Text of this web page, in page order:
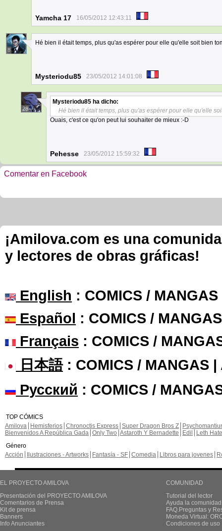
Yamcha 17 16/05/2012 12:43:11
8
Hé bien il était temps, plus qu'as espérer pour elle qu'elle soit bien
Mysteriodu85 23/05/2012 14:01:08
28
Mysteriodu85 ha dicho:
Hé bien il était temps, plus qu'as espérer pour elle qu'elle
Ouais, c'est ce qu'on peut lui souhaiter de mieux :-D
Pehesse 23/05/2012 15:59:32
Comentar en Facebook
¡Amilova.com es una
y lectores de obras gráficas!
English : COMICS /
Español : COMICS /
Français : COMICS /
日本語: COMICS / MANGAS |
Русский : COMICS /
TOP CÓMICS
Amilova
Hemisferios Chronoctis Express Super Dragon Bros Z
Bienvenidos A República Gada Only Two Astaroth Y Bernadette Edil
Leth Hate
Género
Acción
Ilustraciones - Artworks Fantasía - SF Comedia Libros para jovenes
EL PROYECTO AMILOVA
Presentación del PROYECTO AMILOVA
Comentarios de Prensa
Kit de prensa
Banners
Info Anunciantes
COMUNIDAD
Tutorial del lector
Ayuda la
FAQ.Preguntas y
Moneda Virtual:
Condiciones de uso